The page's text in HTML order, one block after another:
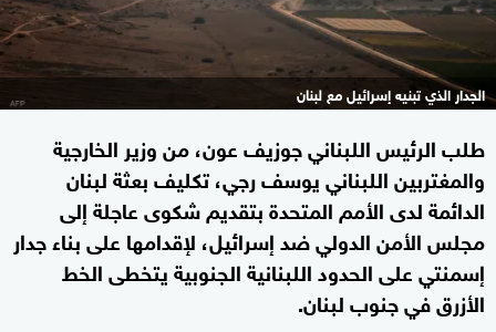
الجدار الذي تبنيه إسرائيل مع لبنان
طلب الرئيس اللبناني جوزيف عون، من وزير الخارجية
والمغتربين اللبناني يوسف رجي، تكليف بعثة لبنان
الدائمة لدى الأمم المتحدة بتقديم شكوى عاجلة إلى
مجلس الأمن الدولي ضد إسرائيل، لإقدامها على بناء جدار
إسمنتي على الحدود اللبنانية الجنوبية يتخطى الخط
الأزرق في جنوب لبنان.